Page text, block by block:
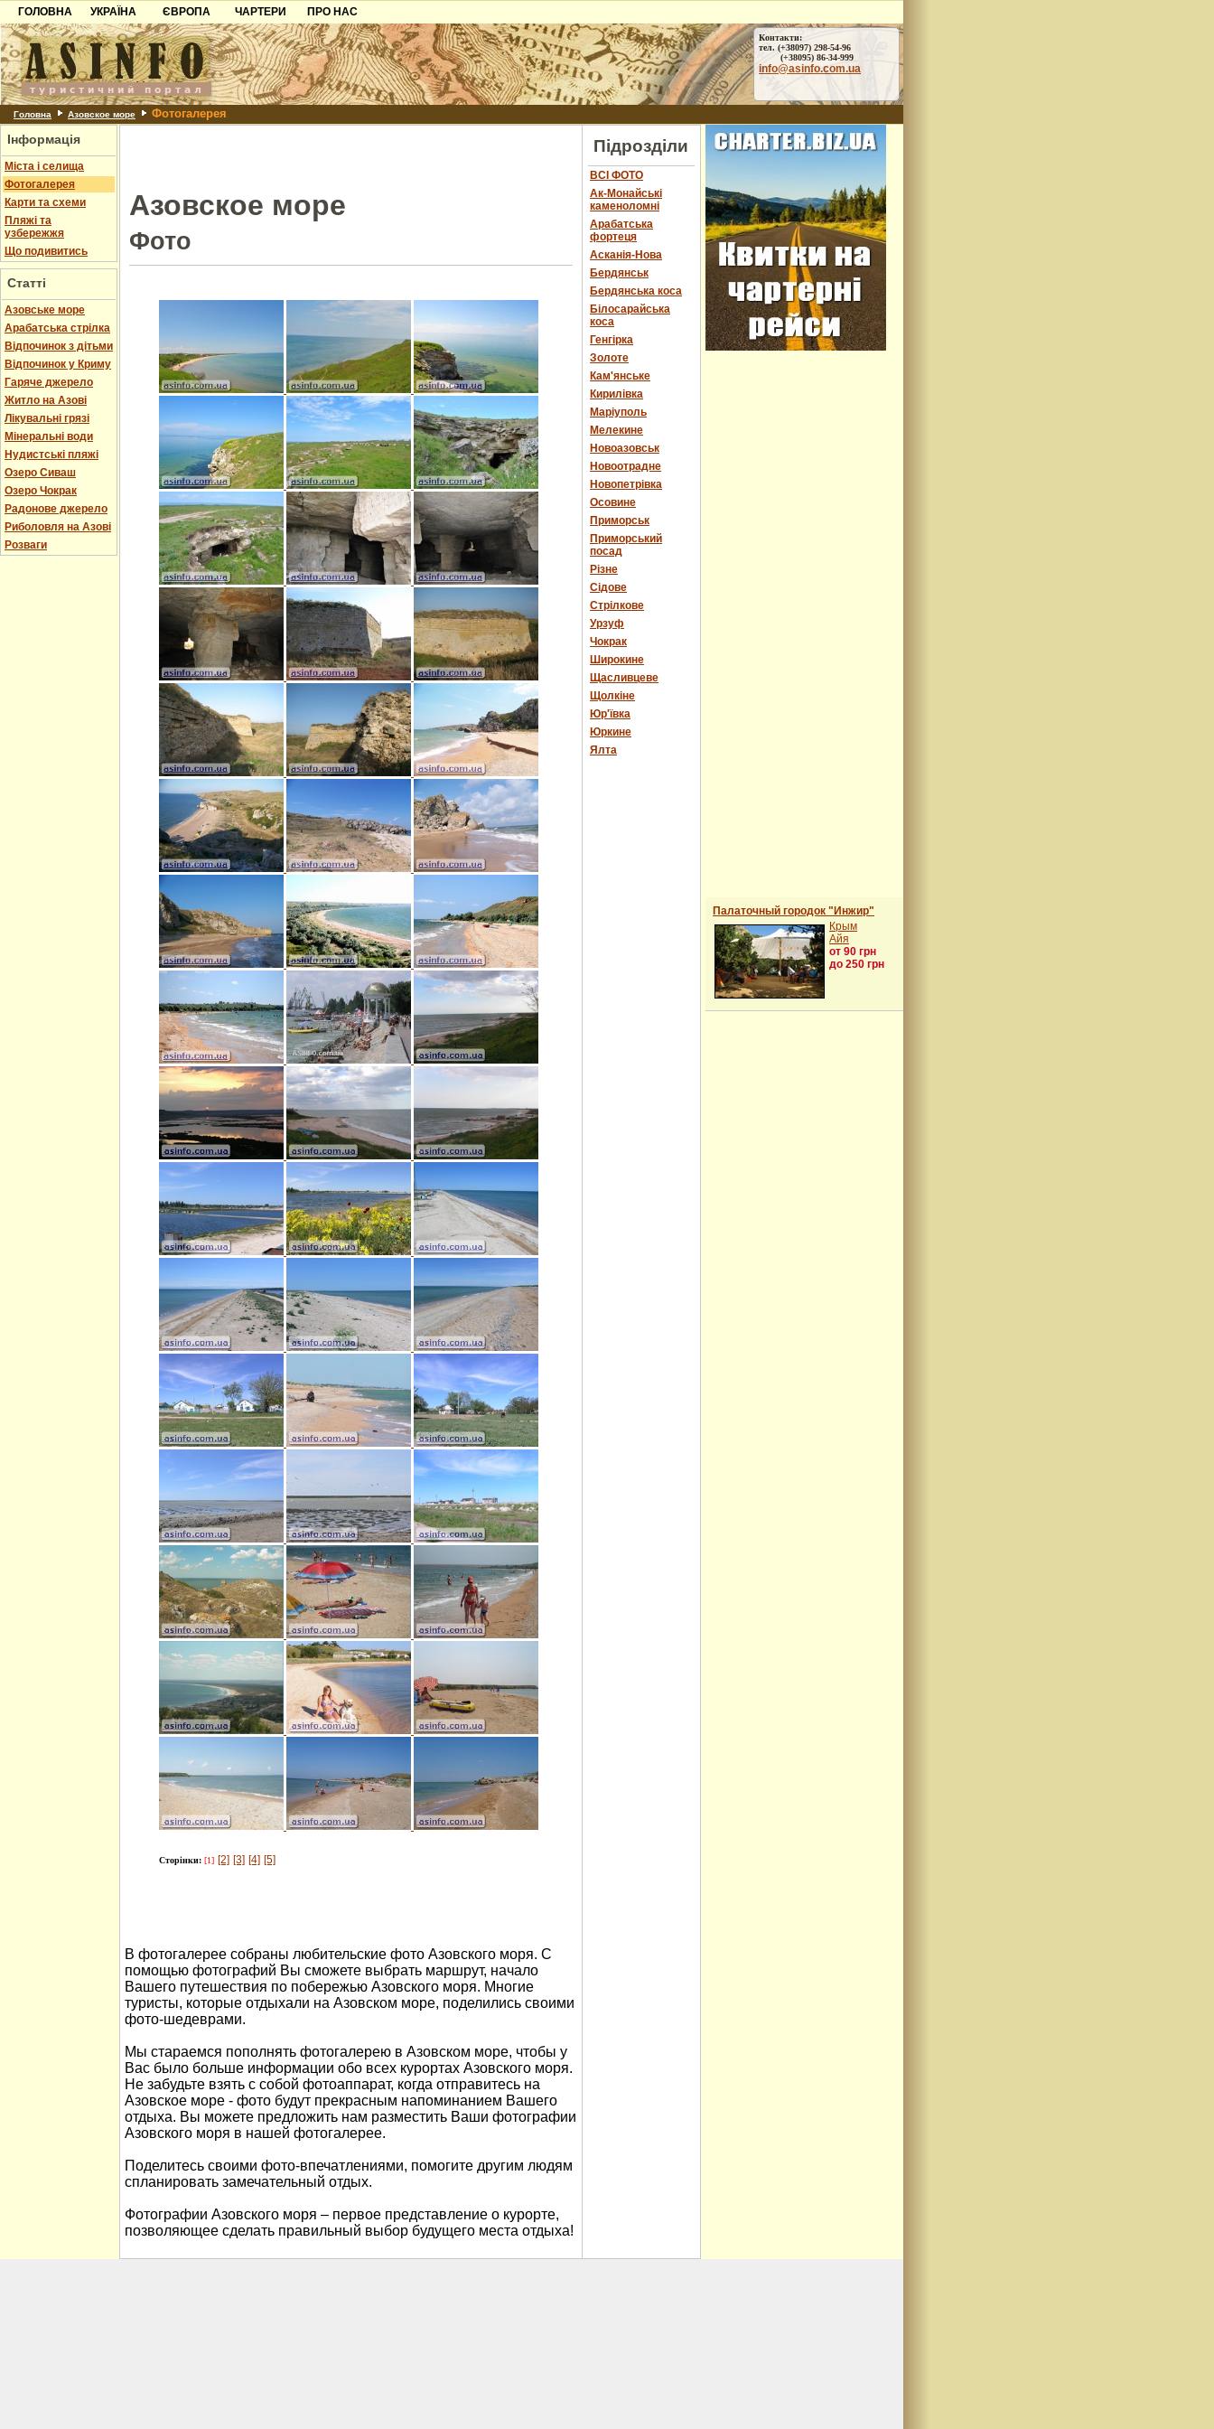
ГОЛОВНА
УКРАЇНА
Карпати
Азов
Причорноморря
Шацьк
ЄВРОПА
Чорногорія
Хорватія
Болгарія
Албанія
ЧАРТЕРИ
ПРО НАС
Контакти
Партнерам
Додати готель
Контакти:
тел. (+38097) 298-54-96
(+38095) 86-34-999
info@asinfo.com.ua
Головна Азовское море Фотогалерея
Інформація
Міста і селища
Фотогалерея
Карти та схеми
Пляжі та
узбережжя
Що подивитись
Статті
Азовське море
Арабатська стрілка
Відпочинок з дітьми
Відпочинок у Криму
Гаряче джерело
Житло на Азові
Лікувальні грязі
Мінеральні води
Нудистські пляжі
Озеро Сиваш
Озеро Чокрак
Радонове джерело
Риболовля на Азові
Розваги
Азовское море
Фото
Сторінки: [1] [2] [3] [4] [5]
В фотогалерее собраны любительские фото Азовского моря. С
помощью фотографий Вы сможете выбрать маршрут, начало
Вашего путешествия по побережью Азовского моря. Многие
туристы, которые отдыхали на Азовском море, поделились своими
фото-шедеврами.
Мы стараемся пополнять фотогалерею в Азовском море, чтобы у
Вас было больше информации обо всех курортах Азовского моря.
Не забудьте взять с собой фотоаппарат, когда отправитесь на
Азовское море - фото будут прекрасным напоминанием Вашего
отдыха. Вы можете предложить нам разместить Ваши фотографии
Азовского моря в нашей фотогалерее.
Поделитесь своими фото-впечатлениями, помогите другим людям
спланировать замечательный отдых.
Фотографии Азовского моря – первое представление о курорте,
позволяющее сделать правильный выбор будущего места отдыха!
Підрозділи
ВСІ ФОТО
Ак-Монайські
каменоломні
Арабатська
фортеця
Асканія-Нова
Бердянськ
Бердянська коса
Білосарайська
коса
Генгірка
Золоте
Кам'янське
Кирилівка
Маріуполь
Мелекине
Новоазовськ
Новоотрадне
Новопетрівка
Осовине
Приморськ
Приморський
посад
Різне
Сідове
Стрілкове
Урзуф
Чокрак
Широкине
Щасливцеве
Щолкіне
Юр'ївка
Юркине
Ялта
Палаточный городок "Инжир"
Крым
Айя
от 90 грн
до 250 грн